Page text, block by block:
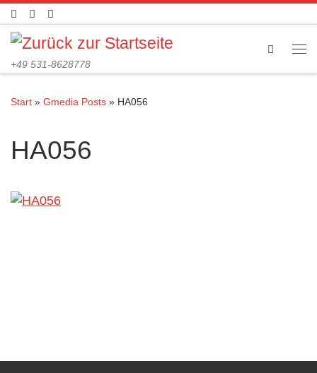
Zum Inhalt springen
+49 531-8628778
Search
Start » Gmedia Posts » HA056
HA056